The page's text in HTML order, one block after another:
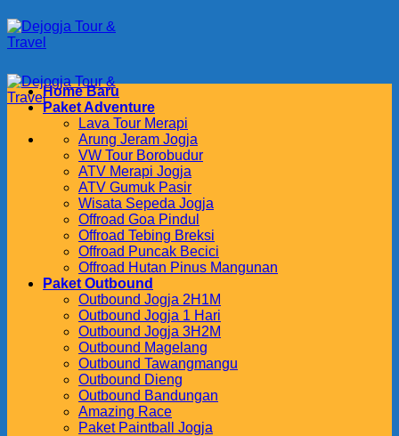
to
content
Home Baru
Paket Adventure
Lava Tour Merapi
Arung Jeram Jogja
VW Tour Borobudur
ATV Merapi Jogja
ATV Gumuk Pasir
Wisata Sepeda Jogja
Offroad Goa Pindul
Offroad Tebing Breksi
Offroad Puncak Becici
Offroad Hutan Pinus Mangunan
Paket Outbound
Outbound Jogja 2H1M
Outbound Jogja 1 Hari
Outbound Jogja 3H2M
Outbound Magelang
Outbound Tawangmangu
Outbound Dieng
Outbound Bandungan
Amazing Race
Paket Paintball Jogja